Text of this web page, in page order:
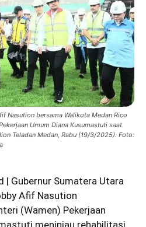
Nasution bersama Walikota Medan Rico
Umum Diana Kusumastuti saat
Teladan Medan, Rabu (19/3/2025). Foto:
| Gubernur Sumatera Utara
Afif Nasution
(Wamen) Pekerjaan